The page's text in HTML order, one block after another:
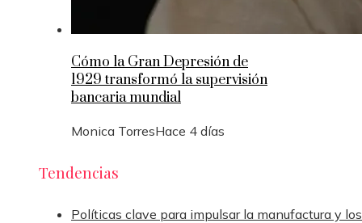
Cómo la Gran Depresión de
1929 transformó la supervisión
bancaria mundial
Monica TorresHace 4 días
Tendencias
Políticas clave para impulsar la manufactura y los